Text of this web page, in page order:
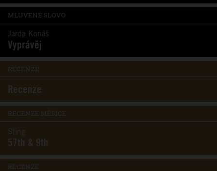
MLUVENÉ SLOVO
Jarda Konáš
Vyprávěj
RECENZE
Recenze
RECENZE MĚSÍCE
Sting
57th & 9th
RECENZE